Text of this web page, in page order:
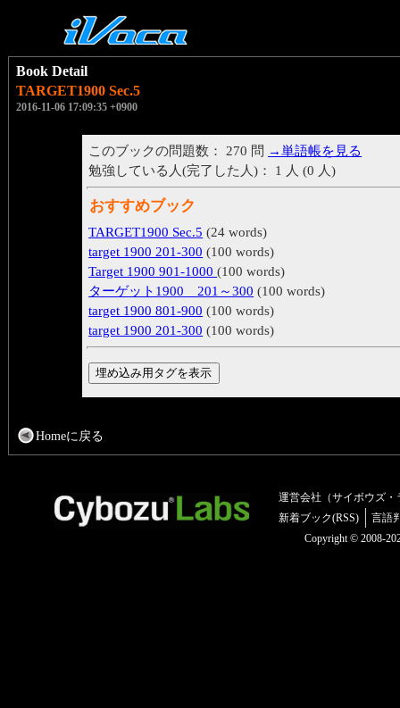
Book Detail
TARGET1900 Sec.5
2016-11-06 17:09:35 +0900
このブックの問題数： 270 問 →単語帳を見る
勉強している人(完了した人)： 1 人 (0 人)
おすすめブック
TARGET1900 Sec.5 (24 words)
target 1900 201-300 (100 words)
Target 1900 901-1000(100 words)
ターゲット1900 201～300 (100 words)
target 1900 801-900 (100 words)
target 1900 201-300 (100 words)
Homeに戻る
運営会社（サイボウズ・
新着ブック(RSS)
言語
Copyright © 2008-